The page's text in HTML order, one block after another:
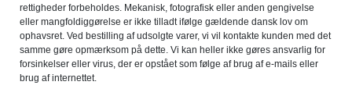
rettigheder forbeholdes. Mekanisk, fotografisk eller anden gengivelse
eller mangfoldiggørelse er ikke tilladt ifølge gældende dansk lov om
ophavsret. Ved bestilling af udsolgte varer, vi vil kontakte kunden med det
samme gøre opmærksom på dette. Vi kan heller ikke gøres ansvarlig for
forsinkelser eller virus, der er opstået som følge af brug af e-mails eller
brug af internettet.